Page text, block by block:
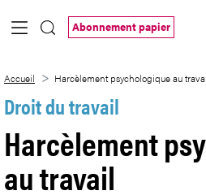
Saut au contenu principal
Abonnement papier
Accueil Harcèlement psychologique au
Droit du travail
Harcèlement
au travail